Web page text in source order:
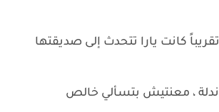
كانت يارا تتحدث إلى صديقتها
ندلة ، معنتيش بتسألي خالص